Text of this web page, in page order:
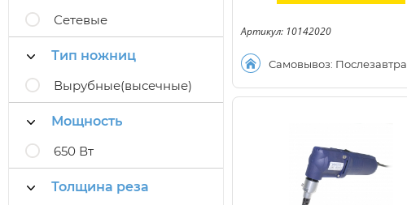
Сетевые
Тип ножниц
Вырубные(высечные)
Мощность
650 Вт
Толщина реза
Самовывоз: Послезавтра
Артикул: 10142020